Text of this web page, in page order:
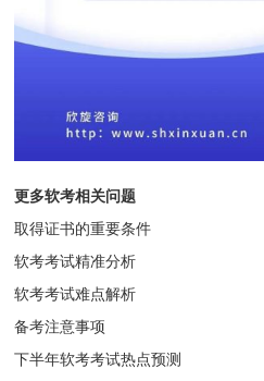
更多软考相关问题
取得证书的重要条件
软考考试精准分析
软考考试难点解析
备考注意事项
下半年软考考试热点预测